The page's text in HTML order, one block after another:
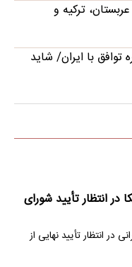
ترکیه و
توافق با ایران/ شاید
در انتظار تأیید شورای
در انتظار تأیید نهایی از